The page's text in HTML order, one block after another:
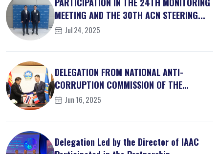
PARTICIPATION IN THE 24TH MONITORING
MEETING AND THE 30TH ACN STEERING...
Jul 24, 2025
DELEGATION FROM NATIONAL ANTI-
CORRUPTION COMMISSION OF THE
KINGDOM OF ...
Jun 16, 2025
Delegation Led by the Director of IAAC